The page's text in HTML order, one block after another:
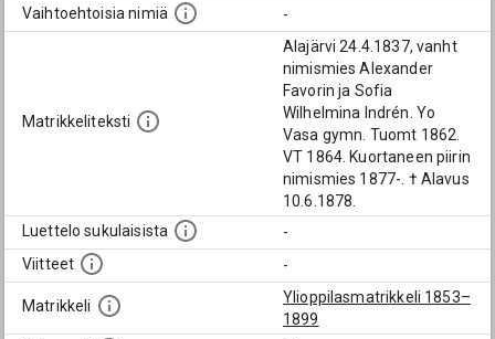
Vaihtoehtoisia nimiä
-
Matrikkeliteksti
Alajärvi 24.4.1837, vanht
nimismies Alexander
Favorin ja Sofia
Wilhelmina Indrén. Yo
Vasa gymn. Tuomt 1862.
VT 1864. Kuortaneen piirin
nimismies 1877-. † Alavus
10.6.1878.
Luettelo sukulaisista
-
Viitteet
-
Matrikkeli
Ylioppilasmatrikkeli 1853–
1899